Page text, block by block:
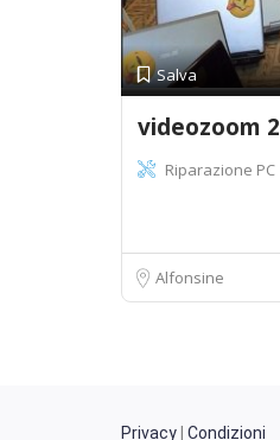
Salva
videozoom 2
Riparazione PC
Alfonsine
Privacy Condizioni